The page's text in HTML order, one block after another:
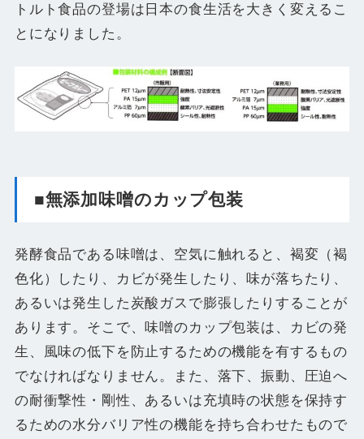
トルト食品の登場は日本の食生活を大きく変えるこ
とになりました。
■無添加味噌のカップ包装
発酵食品である味噌は、空気に触れると、褐変（褐
色化）したり、カビが発生したり、味が落ちたり、
あるいは発生した炭酸ガスで膨張したりすることが
あります。そこで、味噌のカップ包装は、カビの発
生、風味の低下を防止するための機能を有するもの
でなければなりません。また、落下、振動、圧迫へ
の耐衝撃性・剛性、あるいは充填時の状態を保持す
るための水分バリア性の機能を持ち合わせたもので